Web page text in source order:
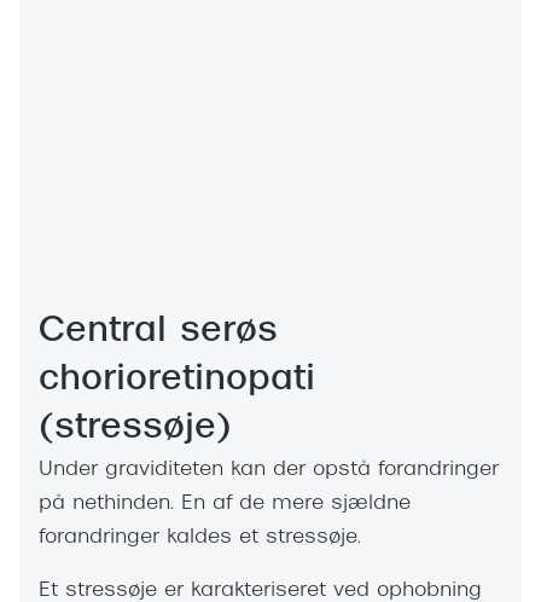
Central serøs
chorioretinopati
(stressøje)
Under graviditeten kan der opstå forandringer
på nethinden. En af de mere sjældne
forandringer kaldes et stressøje.
Et stressøje er karakteriseret ved ophobning